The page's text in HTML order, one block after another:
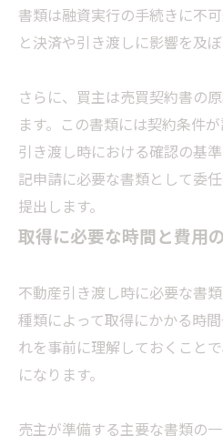
書類は融資実行の手続きに不
と決済や引き渡しに影響を及
さらに、買主は売買契約書の
ます。この書類には契約条件
引き渡し時における確認の基
記申請に必要な書類として委
提出します。
取得に必要な時間と費用
不動産引き渡し時に必要な書
種類によって取得にかかる時
れを事前に理解しておくこと
になります。
売主が準備する主要な書類の